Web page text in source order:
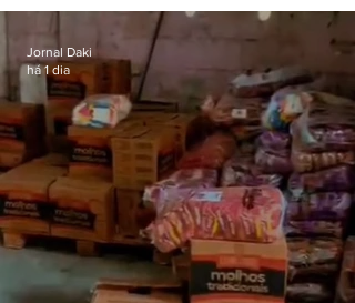
educação
Jornal Daki
há 1 dia